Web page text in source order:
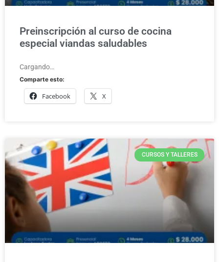
Preinscripción al curso de cocina
especial viandas saludables
Cargando…
Comparte esto:
Facebook X
CURSOS Y TALLERES